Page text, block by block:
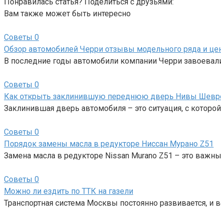
Вам также может быть интересно
Советы 0
Обзор автомобилей Черри отзывы модельного ряда и
В последние годы автомобили компании Черри
Советы 0
Как открыть заклинившую переднюю дверь Нивы
Заклинившая дверь автомобиля – это ситуация, с
Советы 0
Порядок замены масла в редукторе Ниссан Мурано Z51
Замена масла в редукторе Nissan Murano Z51 – это
Советы 0
Можно ли ездить по ТТК на газели
Транспортная система Москвы постоянно развивается,